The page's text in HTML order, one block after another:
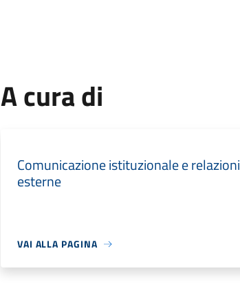
A cura di
Comunicazione istituzionale e relazioni
esterne
VAI ALLA PAGINA